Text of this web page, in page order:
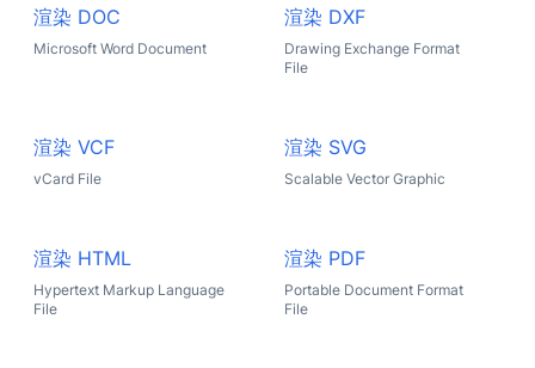
渲染 DOC
Microsoft Word Document
渲染 DXF
Drawing Exchange Format
File
渲染 VCF
vCard File
渲染 SVG
Scalable Vector Graphic
渲染 HTML
Hypertext Markup Language
File
渲染 PDF
Portable Document Format
File